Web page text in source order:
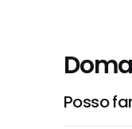
Posso